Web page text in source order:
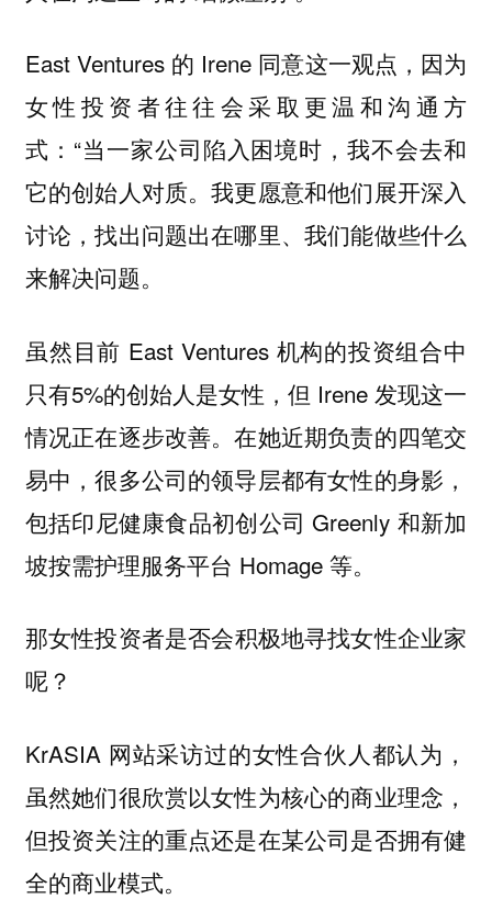
East Ventures 的 Irene 同意这一观点，因为
女性投资者往往会采取更温和沟通方
式：“当一家公司陷入困境时，我不会去和
它的创始人对质。我更愿意和他们展开深入
讨论，找出问题出在哪里、我们能做些什么
来解决问题。
虽然目前 East Ventures 机构的投资组合中
只有5%的创始人是女性，但 Irene 发现这一
情况正在逐步改善。在她近期负责的四笔交
易中，很多公司的领导层都有女性的身影，
包括印尼健康食品初创公司 Greenly 和新加
坡按需护理服务平台 Homage 等。
那女性投资者是否会积极地寻找女性企业家
呢？
KrASIA 网站采访过的女性合伙人都认为，
虽然她们很欣赏以女性为核心的商业理念，
但投资关注的重点还是在某公司是否拥有健
全的商业模式。